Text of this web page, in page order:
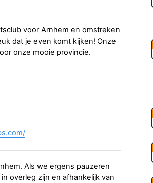
CycleVision
Lokale
EHPVA
Forum
voor Arnhem en omstreken
dat je even komt kijken! Onze
onze mooie provincie.
Als we ergens pauzeren
overleg zijn en afhankelijk van